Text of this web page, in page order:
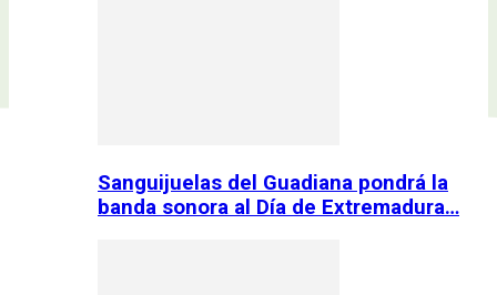
Sanguijuelas del Guadiana pondrá la
banda sonora al Día de Extremadura…